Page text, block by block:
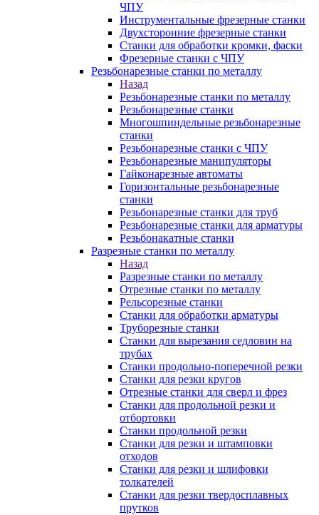
ЧПУ
Инструментальные фрезерные станки
Двухсторонние фрезерные станки
Станки для обработки кромки, фаски
Фрезерные станки с ЧПУ
Резьбонарезные станки по металлу
Назад
Резьбонарезные станки по металлу
Резьбонарезные станки
Многошпиндельные резьбонарезные
станки
Резьбонарезные станки с ЧПУ
Резьбонарезные манипуляторы
Гайконарезные автоматы
Горизонтальные резьбонарезные
станки
Резьбонарезные станки для труб
Резьбонарезные станки для арматуры
Резьбонакатные станки
Разрезные станки по металлу
Назад
Разрезные станки по металлу
Отрезные станки по металлу
Рельсорезные станки
Станки для обработки арматуры
Труборезные станки
Станки для вырезания седловин на
трубаx
Станки продольно-поперечной резки
Станки для резки кругов
Отрезные станки для сверл и фрез
Станки для продольной резки и
отбортовки
Станки продольной резки
Станки для резки и штамповки
отходов
Станки для резки и шлифовки
толкателей
Станки для резки твердосплавных
прутков